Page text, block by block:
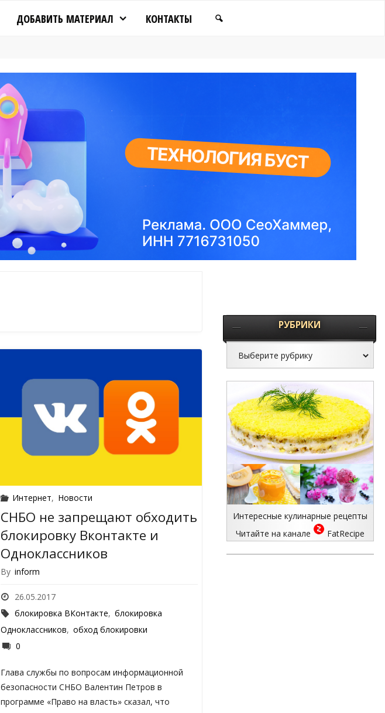
ДОБАВИТЬ МАТЕРИАЛ КОНТАКТЫ
Интернет, Новости
СНБО не запрещают обходить
блокировку Вконтакте и
Одноклассников
By inform
26.05.2017
блокировка ВКонтакте, блокировка
Одноклассников, обход блокировки
0
Глава службы по вопросам информационной
безопасности СНБО Валентин Петров в
программе «Право на власть» сказал, что
РУБРИКИ
Интересные кулинарные рецепты
Читайте на канале
FatRecipe